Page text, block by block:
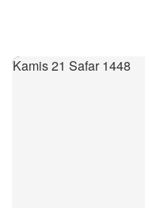
Kamis 21 Safar 1448